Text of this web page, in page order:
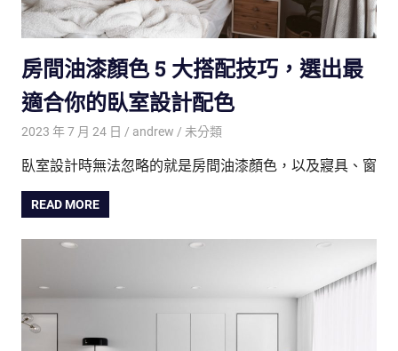
房間油漆顏色 5 大搭配技巧，選出最
適合你的臥室設計配色
2023 年 7 月 24 日 andrew 未分類
臥室設計時無法忽略的就是房間油漆顏色，以及寢具、窗
READ MORE